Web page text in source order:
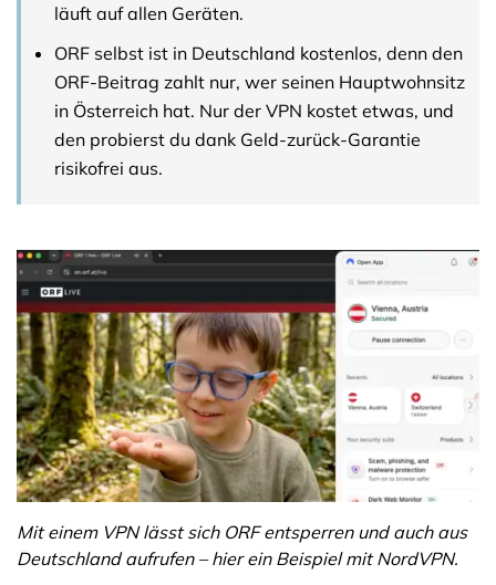
läuft auf allen Geräten.
ORF selbst ist in Deutschland kostenlos, denn den
ORF-Beitrag zahlt nur, wer seinen Hauptwohnsitz
in Österreich hat. Nur der VPN kostet etwas, und
den probierst du dank Geld-zurück-Garantie
risikofrei aus.
Mit einem VPN lässt sich ORF entsperren und auch aus
Deutschland aufrufen – hier ein Beispiel mit NordVPN.